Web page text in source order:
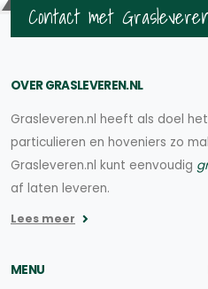
Contact met
OVER GRASLEVEREN.NL
Grasleveren.nl heeft als doel
particulieren en hoveniers zo
Grasleveren.nl kunt eenvoudig
af laten leveren.
Lees meer
MENU